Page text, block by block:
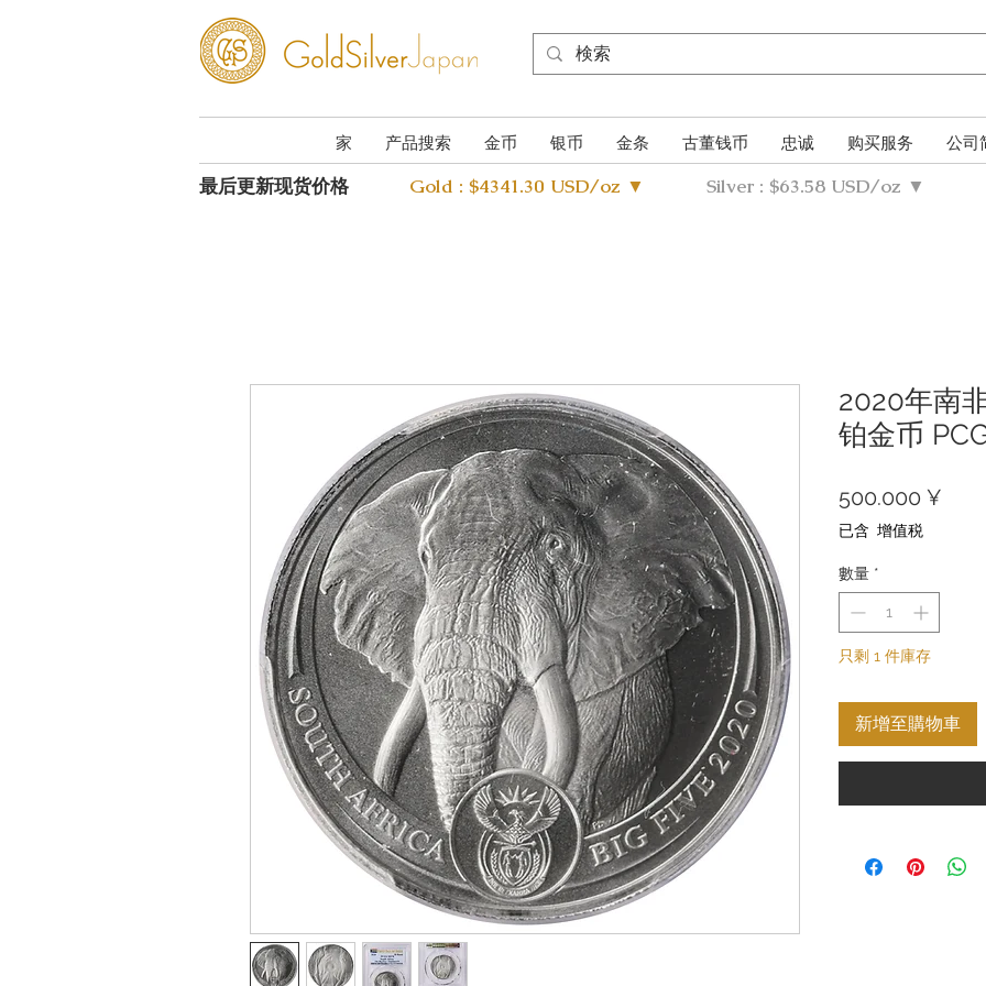
家 产品搜索 金币 银币 金条 古董钱币 忠诚 购买服务 公司
最后更新现货价格 Gold : $4341.30 USD/oz ▼ Silver : $63.58 USD/oz ▼
2020年南
铂金币
500.000 ¥
已含 增值税
數量 *
只剩 1 件庫存
新增至購物車